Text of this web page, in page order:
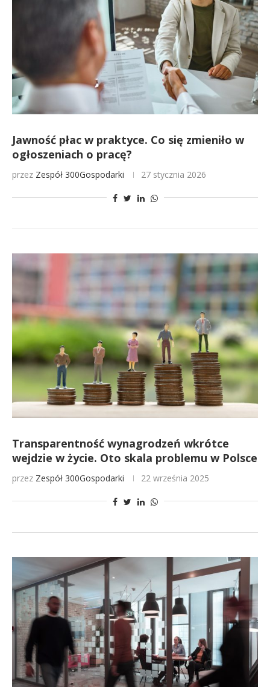
Jawność płac w praktyce. Co się zmieniło w
ogłoszeniach o pracę?
przez Zespół 300Gospodarki 27 stycznia 2026
Transparentność wynagrodzeń wkrótce
wejdzie w życie. Oto skala problemu w Polsce
przez Zespół 300Gospodarki 22 września 2025